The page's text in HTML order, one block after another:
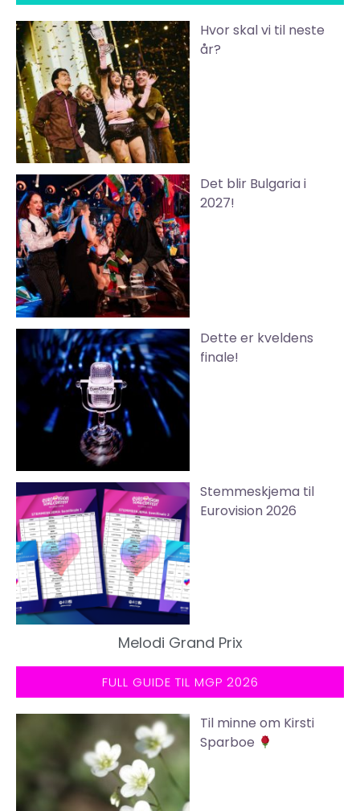
Hvor skal vi til neste
år?
Det blir Bulgaria i
2027!
Dette er kveldens
finale!
Stemmeskjema til
Eurovision 2026
Melodi Grand Prix
FULL GUIDE TIL MGP 2026
Til minne om Kirsti
Sparboe